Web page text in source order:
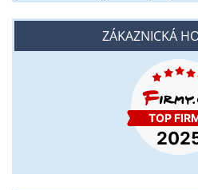
ZÁKAZNICKÁ